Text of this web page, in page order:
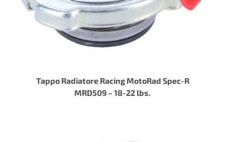
Tappo Radiatore Racing MotoRad Spec-R
MRD509 – 18-22 lbs.